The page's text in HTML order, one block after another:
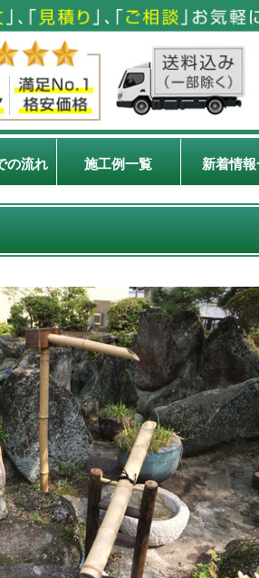
の流れ 施工例一覧 新着情